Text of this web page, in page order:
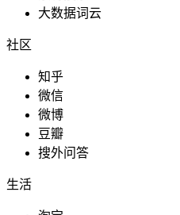
大数据词云
社区
知乎
微信
微博
豆瓣
搜外问答
生活